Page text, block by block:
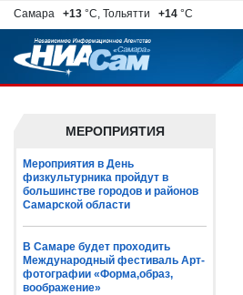
Самара +13 °C, Тольятти +14 °C
МЕРОПРИЯТИЯ
Мероприятия в День
физкультурника пройдут в
большинстве городов и районов
Самарской области
В Самаре будет проходить
Международный фестиваль Арт-
фотографии «Форма,образ,
воображение»